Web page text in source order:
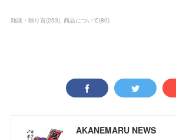
雑談・独り言(253) 商品について(80)
AKANEMARU NEWS